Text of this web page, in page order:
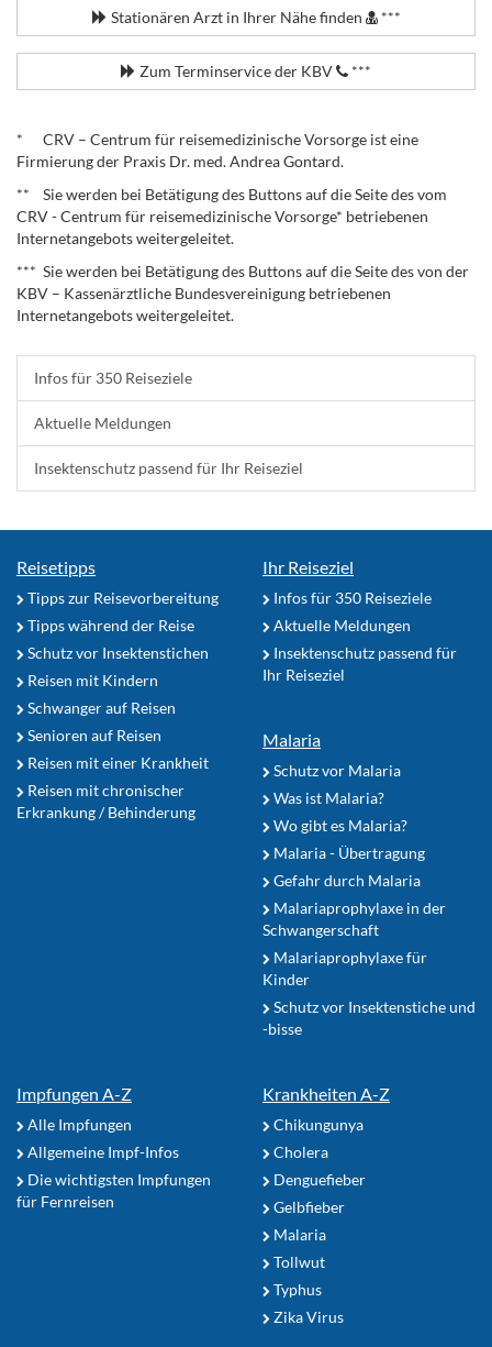
Stationären Arzt in Ihrer Nähe finden ***
Zum Terminservice der KBV ***
* CRV – Centrum für reisemedizinische Vorsorge ist eine
Firmierung der Praxis Dr. med. Andrea Gontard.
** Sie werden bei Betätigung des Buttons auf die Seite des vom
CRV - Centrum für reisemedizinische Vorsorge* betriebenen
Internetangebots weitergeleitet.
*** Sie werden bei Betätigung des Buttons auf die Seite des von der
KBV – Kassenärztliche Bundesvereinigung betriebenen
Internetangebots weitergeleitet.
Infos für 350 Reiseziele
Aktuelle Meldungen
Insektenschutz passend für Ihr Reiseziel
Reisetipps
Tipps zur Reisevorbereitung
Tipps während der Reise
Schutz vor Insektenstichen
Reisen mit Kindern
Schwanger auf Reisen
Senioren auf Reisen
Reisen mit einer Krankheit
Reisen mit chronischer
Erkrankung / Behinderung
Ihr Reiseziel
Infos für 350 Reiseziele
Aktuelle Meldungen
Insektenschutz passend für
Ihr Reiseziel
Malaria
Schutz vor Malaria
Was ist Malaria?
Wo gibt es Malaria?
Malaria - Übertragung
Gefahr durch Malaria
Malariaprophylaxe in der
Schwangerschaft
Malariaprophylaxe für
Kinder
Schutz vor Insektenstiche und
-bisse
Impfungen A-Z
Alle Impfungen
Allgemeine Impf-Infos
Die wichtigsten Impfungen
für Fernreisen
Krankheiten A-Z
Chikungunya
Cholera
Denguefieber
Gelbfieber
Malaria
Tollwut
Typhus
Zika Virus